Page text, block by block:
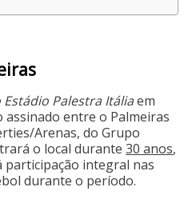
Palestra Itáliaem
entre o Palmeiras
Arenas, do Grupo
o local durante30 anos,
participação integral nas
durante o período.